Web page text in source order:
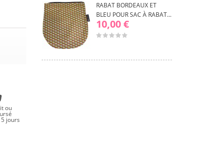
ou
jours
RABAT BORDEAUX ET
BLEU POUR SAC À RABAT...
10,00 €